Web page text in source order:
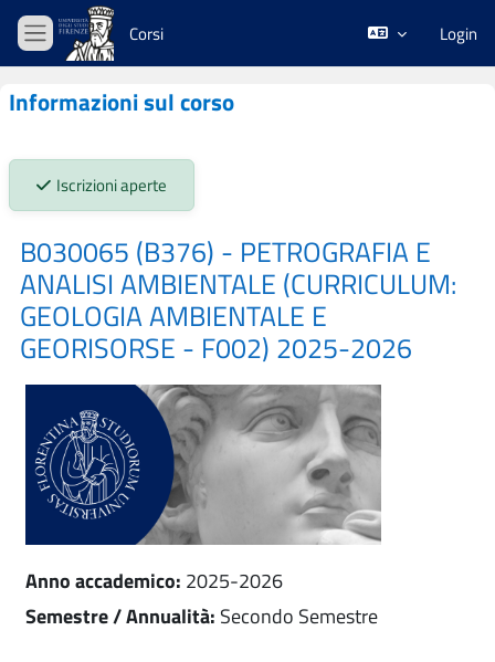
Vai al contenuto principale
Pannello laterale
Corsi Login
Informazioni sul corso
Stato iscrizioni:
Iscrizioni aperte
B030065 (B376) - PETROGRAFIA E
ANALISI AMBIENTALE (CURRICULUM:
GEOLOGIA AMBIENTALE E
GEORISORSE - F002) 2025-2026
Anno accademico: 2025-2026
Semestre / Annualità: Secondo Semestre